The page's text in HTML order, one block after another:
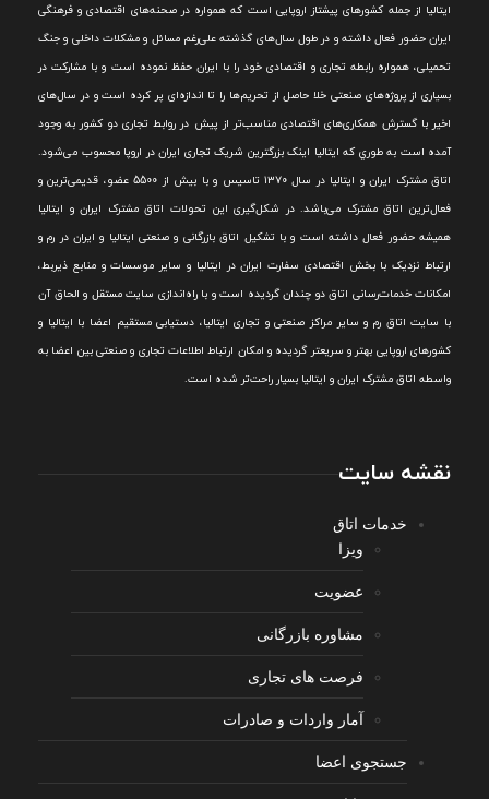
ايتاليا از جمله کشورهای پيشتاز اروپایی است که همواره در صحنه‌های اقتصادی و فرهنگی
ايران حضور فعال داشته و در طول سال‌های گذشته علی‌رغم مسائل و مشکلات داخلی و جنگ
تحميلی، همواره رابطه تجاری و اقتصادی خود را با ايران حفظ نموده است و با مشارکت در
بسياری از پروژه‌های صنعتی خلا حاصل از تحريم‌ها را تا اندازه‌ای پر کرده است و در سال‌های
اخير با گسترش همکاری‌های اقتصادی مناسب‌تر از پيش در روابط تجاری دو کشور به وجود
آمده است به طوري که ايتاليا اينک بزرگترين شريک تجاری ايران در اروپا محسوب می‌شود.
اتاق مشترک ایران و ایتالیا در سال ۱۳۷۰ تاسیس و با بیش از 5500 عضو، قدیمی‌ترین و
فعال‌ترین اتاق مشترک می‌باشد.در شکل‌گيری اين تحولات اتاق مشترک ايران و ايتاليا
هميشه حضور فعال داشته است و با تشکيل اتاق بازرگانی و صنعتی ايتاليا و ايران در رم و
ارتباط نزديک با بخش اقتصادی سفارت ايران در ايتاليا و ساير موسسات و منابع ذيربط،
امکانات خدمات‌رسانی اتاق دو چندان گرديده است و با راه‌اندازی سايت مستقل و الحاق آن
با سايت اتاق رم و ساير مراکز صنعتی و تجاری ايتاليا، دستيابی مستقيم اعضا با ايتاليا و
کشورهای اروپایی بهتر و سريعتر گرديده و امکان ارتباط اطلاعات تجاری و صنعتی بين اعضا به
واسطه اتاق مشترک ایران و ایتالیا بسیار راحت‌تر شده است.
نقشه سایت
خدمات اتاق
ویزا
عضویت
مشاوره بازرگانی
فرصت های تجاری
آمار واردات و صادرات
جستجوی اعضا